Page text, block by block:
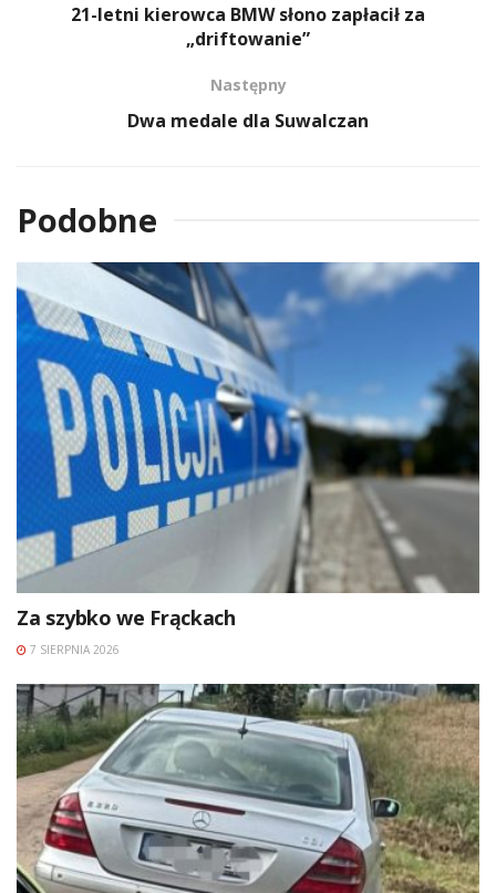
21-letni kierowca BMW słono zapłacił za
„driftowanie”
Następny
Dwa medale dla Suwalczan
Podobne
Za szybko we Frąckach
7 SIERPNIA 2026